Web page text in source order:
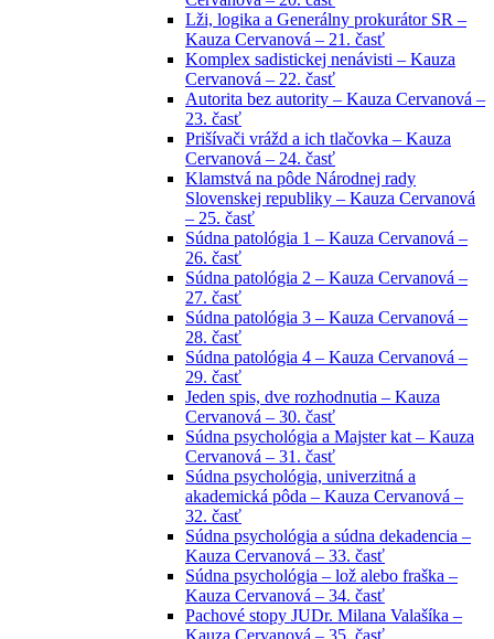
Lži, logika a Generálny prokurátor SR –
Kauza Cervanová – 21. časť
Komplex sadistickej nenávisti – Kauza
Cervanová – 22. časť
Autorita bez autority – Kauza Cervanová –
23. časť
Prišívači vrážd a ich tlačovka – Kauza
Cervanová – 24. časť
Klamstvá na pôde Národnej rady
Slovenskej republiky – Kauza Cervanová
– 25. časť
Súdna patológia 1 – Kauza Cervanová –
26. časť
Súdna patológia 2 – Kauza Cervanová –
27. časť
Súdna patológia 3 – Kauza Cervanová –
28. časť
Súdna patológia 4 – Kauza Cervanová –
29. časť
Jeden spis, dve rozhodnutia – Kauza
Cervanová – 30. časť
Súdna psychológia a Majster kat – Kauza
Cervanová – 31. časť
Súdna psychológia, univerzitná a
akademická pôda – Kauza Cervanová –
32. časť
Súdna psychológia a súdna dekadencia –
Kauza Cervanová – 33. časť
Súdna psychológia – lož alebo fraška –
Kauza Cervanová – 34. časť
Pachové stopy JUDr. Milana Valašíka –
Kauza Cervanová – 35. časť